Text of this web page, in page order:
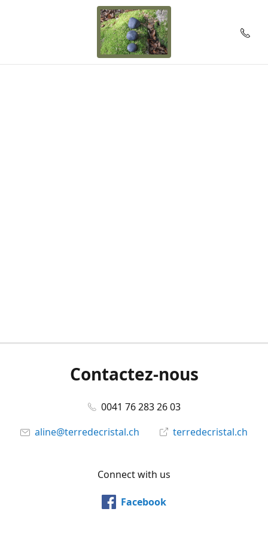
Contactez-nous
0041 76 283 26 03
aline@terredecristal.ch
terredecristal.ch
Connect with us
Facebook